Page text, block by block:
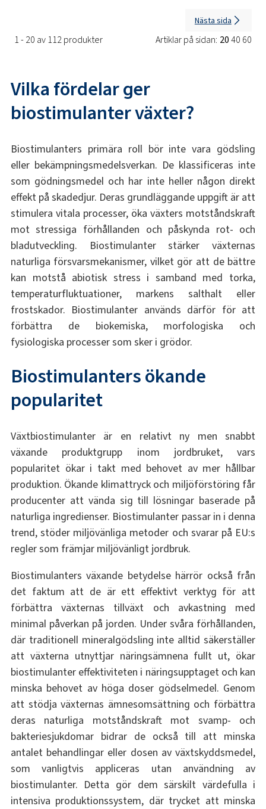
1 - 20 av 112 produkter Artiklar på sidan: 2040 60
Nästa sida
Vilka fördelar ger
biostimulanter växter?
Biostimulanters primära roll bör inte vara gödsling
eller bekämpningsmedelsverkan. De klassificeras inte
som gödningsmedel och har inte heller någon direkt
effekt på skadedjur. Deras grundläggande uppgift är att
stimulera vitala processer, öka växters motståndskraft
mot stressiga förhållanden och påskynda rot- och
bladutveckling. Biostimulanter stärker växternas
naturliga försvarsmekanismer, vilket gör att de bättre
kan motstå abiotisk stress i samband med torka,
temperaturfluktuationer, markens salthalt eller
frostskador. Biostimulanter används därför för att
förbättra de biokemiska, morfologiska och
fysiologiska processer som sker i grödor.
Biostimulanters ökande
popularitet
Växtbiostimulanter är en relativt ny men snabbt
växande produktgrupp inom jordbruket, vars
popularitet ökar i takt med behovet av mer hållbar
produktion. Ökande klimattryck och miljöförstöring får
producenter att vända sig till lösningar baserade på
naturliga ingredienser. Biostimulanter passar in i denna
trend, stöder miljövänliga metoder och svarar på EU:s
regler som främjar miljövänligt jordbruk.
Biostimulanters växande betydelse härrör också från
det faktum att de är ett effektivt verktyg för att
förbättra växternas tillväxt och avkastning med
minimal påverkan på jorden. Under svåra förhållanden,
där traditionell mineralgödsling inte alltid säkerställer
att växterna utnyttjar näringsämnena fullt ut, ökar
biostimulanter effektiviteten i näringsupptaget och kan
minska behovet av höga doser gödselmedel. Genom
att stödja växternas ämnesomsättning och förbättra
deras naturliga motståndskraft mot svamp- och
bakteriesjukdomar bidrar de också till att minska
antalet behandlingar eller dosen av växtskyddsmedel,
som vanligtvis appliceras utan användning av
biostimulanter. Detta gör dem särskilt värdefulla i
intensiva produktionssystem, där trycket att minska